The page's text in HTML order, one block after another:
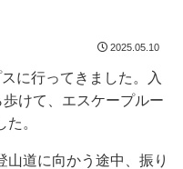
2025.05.10
に行ってきました。入
けて、エスケープルー
。
道に向かう途中、振り